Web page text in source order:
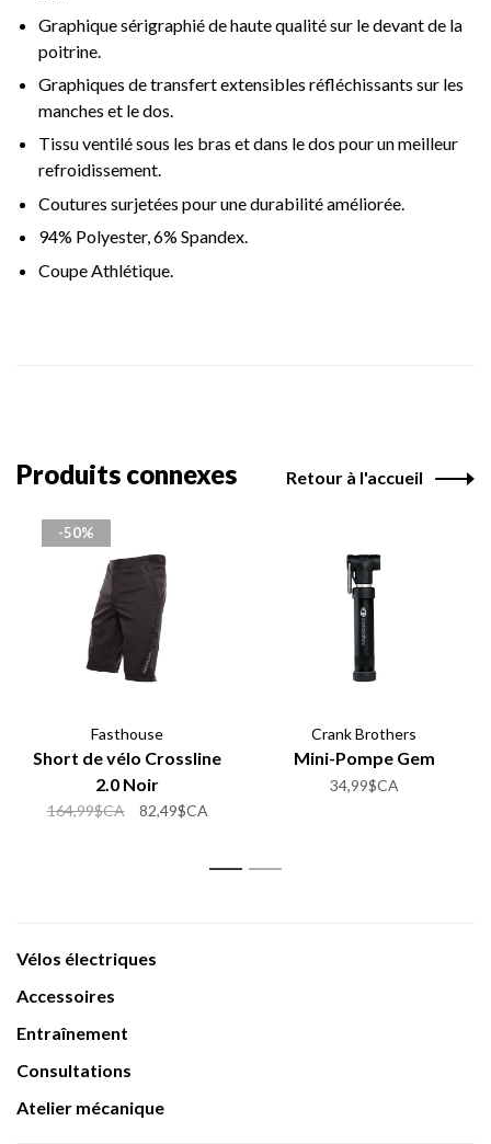
Graphique sérigraphié de haute qualité sur le devant de la
poitrine.
Graphiques de transfert extensibles réfléchissants sur les
manches et le dos.
Tissu ventilé sous les bras et dans le dos pour un meilleur
refroidissement.
Coutures surjetées pour une durabilité améliorée.
94% Polyester, 6% Spandex.
Coupe Athlétique.
Produits connexes Retour à l'accueil
-50%
Fasthouse
Short de vélo Crossline
2.0 Noir
164,99$CA 82,49$CA
Crank Brothers
Mini-Pompe Gem
34,99$CA
1 2
Vélos électriques
Accessoires
Entraînement
Consultations
Atelier mécanique